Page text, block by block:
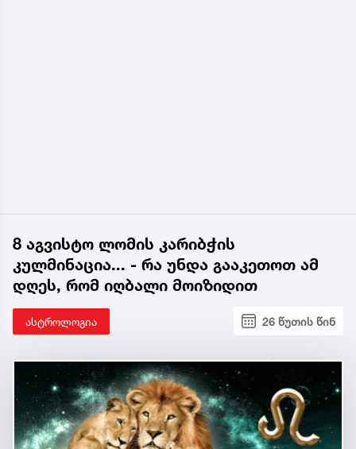
8 აგვისტო ლომის კარიბჭის
კულმინაცია... - რა უნდა გააკეთოთ ამ
დღეს, რომ იღბალი მოიზიდით
ასტროლოგია 26 წუთის წინ